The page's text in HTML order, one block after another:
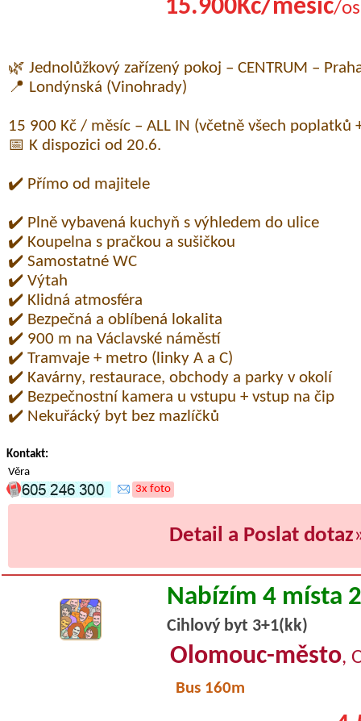
15.900Kč/měsíc/
🌿 Jednolůžkový zařízený pokoj – CENTRUM –
📍 Londýnská (Vinohrady)
15 900 Kč / měsíc – ALL IN (včetně všech poplatků
📅 K dispozici od 20.6.
✔️ Přímo od majitele
✔️ Plně vybavená kuchyň s výhledem do ulice
✔️ Koupelna s pračkou a sušičkou
✔️ Samostatné WC
✔️ Výtah
✔️ Klidná atmosféra
✔️ Bezpečná a oblíbená lokalita
✔️ 900 m na Václavské náměstí
✔️ Tramvaje + metro (linky A a C)
✔️ Kavárny, restaurace, obchody a parky v okolí
✔️ Bezpečnostní kamera u vstupu + vstup na čip
✔️ Nekuřácký byt bez mazlíčků
Kontakt:
Věra
3x foto
Detail a Poslat dotaz
Nabízím 4 místa
Cihlový byt 3+1(kk)
Olomouc-město,
Bus 160m